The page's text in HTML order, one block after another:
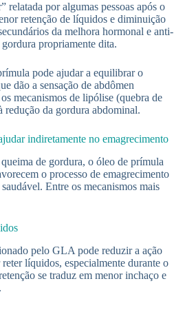
relatada por algumas pessoas após o
retenção de líquidos e diminuição
da melhora hormonal e anti-
propriamente dita.
pode ajudar a equilibrar o
dão a sensação de abdômen
mecanismos de lipólise (quebra de
redução da gordura abdominal.
indiretamente no emagrecimento
de gordura, o óleo de prímula
o processo de emagrecimento
Entre os mecanismos mais
pelo GLA pode reduzir a ação
líquidos, especialmente durante o
se traduz em menor inchaço e